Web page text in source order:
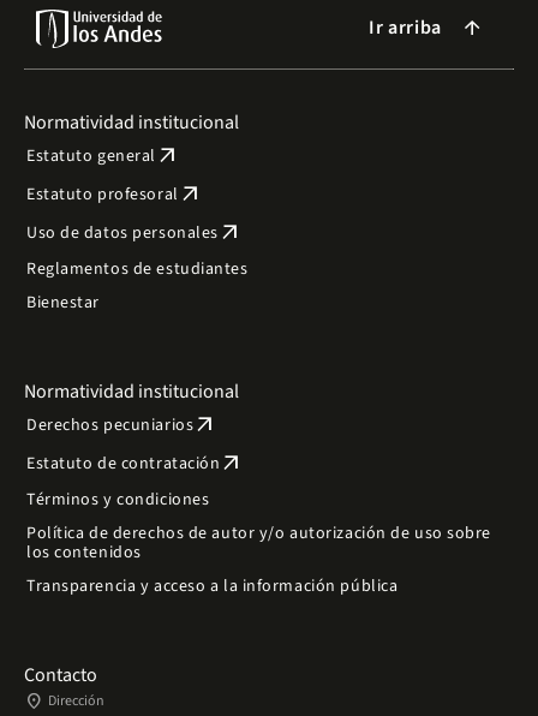
Ir arriba arrow_forward
Normatividad institucional
Estatuto general arrow_outward
Estatuto profesoral arrow_outward
Uso de datos personales arrow_outward
Reglamentos de estudiantes
Bienestar
Normatividad institucional
Derechos pecuniariosarrow_outward
Estatuto de contratación arrow_outward
Términos y condiciones
Política de derechos de autor y/o autorización de uso sobre
los contenidos
Transparencia y acceso a la información pública
Contacto
place Dirección